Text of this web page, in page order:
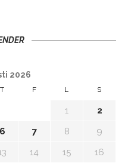
2026
T F L S
1
2
6 7 8
9
14 15
16